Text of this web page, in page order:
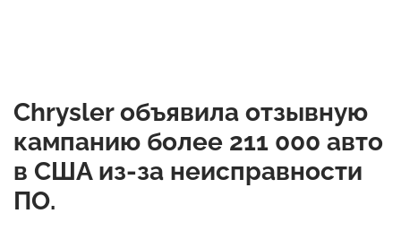
Chrysler объявила отзывную
кампанию более 211 000 авто
в США из-за неисправности
ПО.